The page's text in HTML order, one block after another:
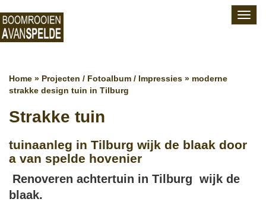
Home » Projecten / Fotoalbum / Impressies » moderne
strakke design tuin in Tilburg
Strakke tuin
tuinaanleg in Tilburg wijk de blaak door
a van spelde hovenier
Renoveren achtertuin in Tilburg wijk de
blaak.